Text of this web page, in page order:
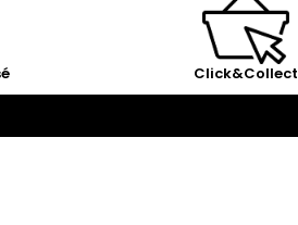
Click&Collect